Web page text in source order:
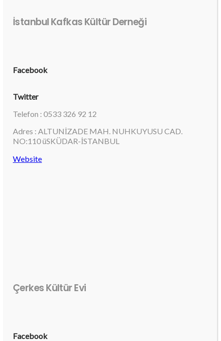
İstanbul Kafkas Kültür Derneği
Facebook
Twitter
Telefon : 0533 326 92 12
Adres : ALTUNİZADE MAH. NUHKUYUSU CAD.
NO:110 üSKÜDAR-İSTANBUL
Website
Çerkes Kültür Evi
Facebook